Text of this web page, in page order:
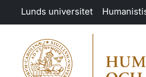
Hoppa till huvudinnehåll
Lunds universitet